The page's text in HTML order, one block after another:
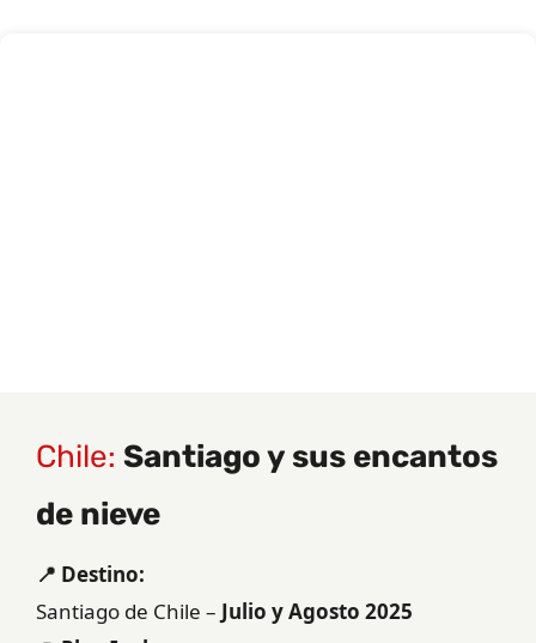
Chile: Santiago y sus encantos
de nieve
📍 Destino:
Santiago de Chile – Julio y Agosto 2025